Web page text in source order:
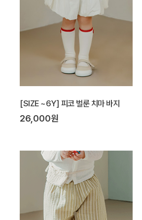
[SIZE ~6Y] 피코 벌룬 치마 바지
26,000원